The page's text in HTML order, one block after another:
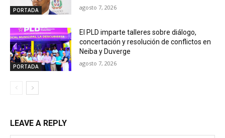
PORTADA agosto 7, 2026
PORTADA
El PLD imparte talleres sobre diálogo,
concertación y resolución de conflictos en
Neiba y Duverge
agosto 7, 2026
LEAVE A REPLY